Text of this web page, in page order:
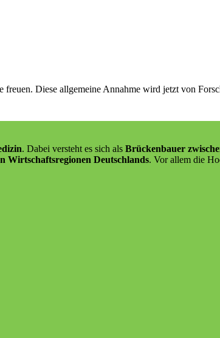
freuen. Diese allgemeine Annahme wird jetzt von
. Dabei versteht es sich als Brückenbauer
Wirtschaftsregionen Deutschlands. Vor allem die